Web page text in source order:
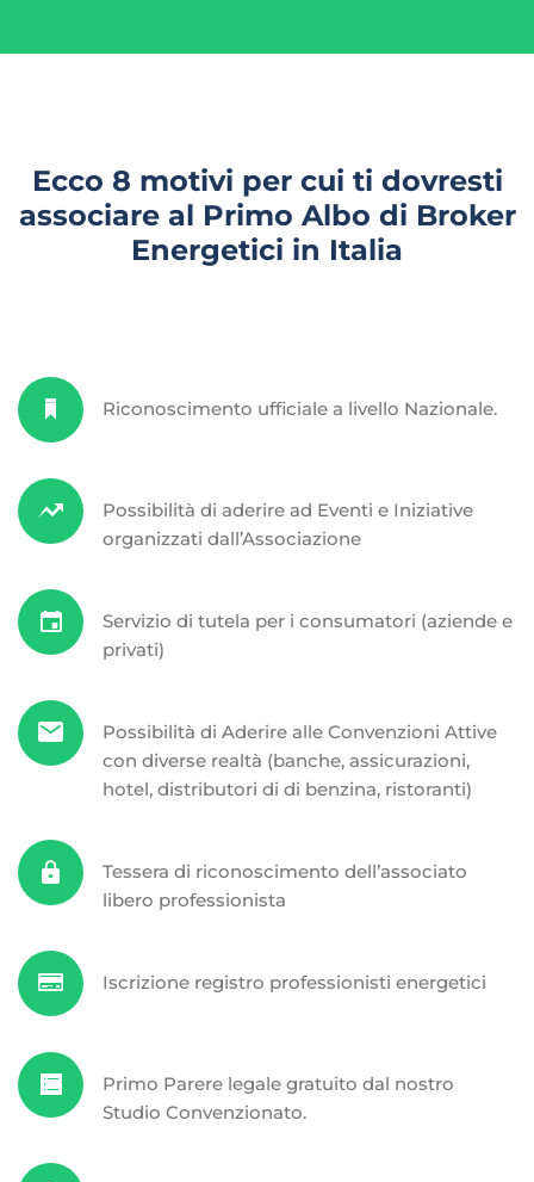
Ecco 8 motivi per cui ti dovresti
associare al Primo Albo di Broker
Energetici in Italia
Riconoscimento ufficiale a livello Nazionale.
Possibilità di aderire ad Eventi e Iniziative
organizzati dall’Associazione
Servizio di tutela per i consumatori (aziende e
privati)
Possibilità di Aderire alle Convenzioni Attive
con diverse realtà (banche, assicurazioni,
hotel, distributori di di benzina, ristoranti)
Tessera di riconoscimento dell’associato
libero professionista
Iscrizione registro professionisti energetici
Primo Parere legale gratuito dal nostro
Studio Convenzionato.